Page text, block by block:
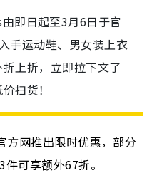
即日起至3月6日于官
手运动鞋、男女装上衣
上折，立即拉下文了
扫货！
网推出限时优惠，部分
可享额外67折。